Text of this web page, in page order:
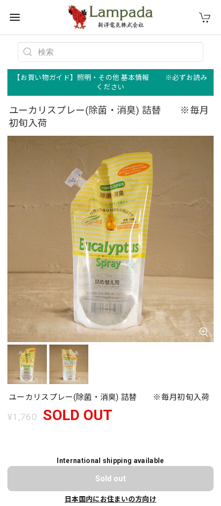
【お買い物ガイド】照明・その他 基本情報 ※必ずお読み
ください
ユーカリスプレー(除菌・消臭) 詰替 ※毎月
初旬入荷
ユーカリスプレー(除菌・消臭) 詰替 ※毎月初旬入荷
¥1,760 SOLD OUT
International shipping available
Sold out
日本国内にお住まいの方向け